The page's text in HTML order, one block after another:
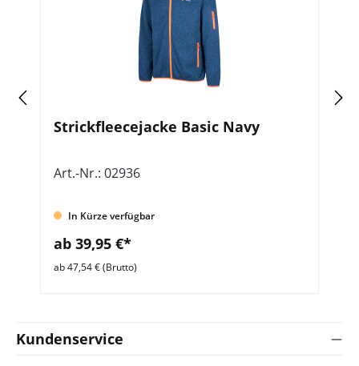
Strickfleecejacke Basic Navy
Art.-Nr.: 02936
In Kürze verfügbar
ab 39,95 €*
ab 47,54 € (Brutto)
Kundenservice